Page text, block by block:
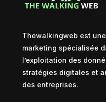
Thewalkingweb est
marketing spécialisée
l’exploitation des
stratégies digitales et
des entreprises.